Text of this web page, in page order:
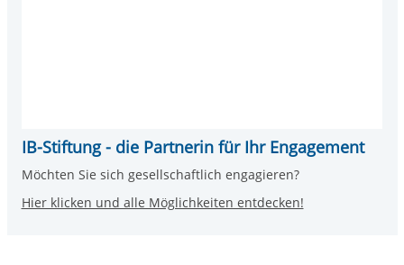
IB-Stiftung - die Partnerin für Ihr Engagement
Möchten Sie sich gesellschaftlich engagieren?
Hier klicken und alle Möglichkeiten entdecken!